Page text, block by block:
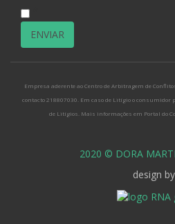
Empresa aderente ao Centro de Arbitragem de
contacto 218807030. Em caso de Litígio o consumidor
de Litígios. Mais informações em Portal do
2020 © DORA
design